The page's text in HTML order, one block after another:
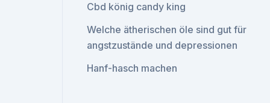
Cbd könig candy king
Welche ätherischen öle sind gut für
angstzustände und depressionen
Hanf-hasch machen